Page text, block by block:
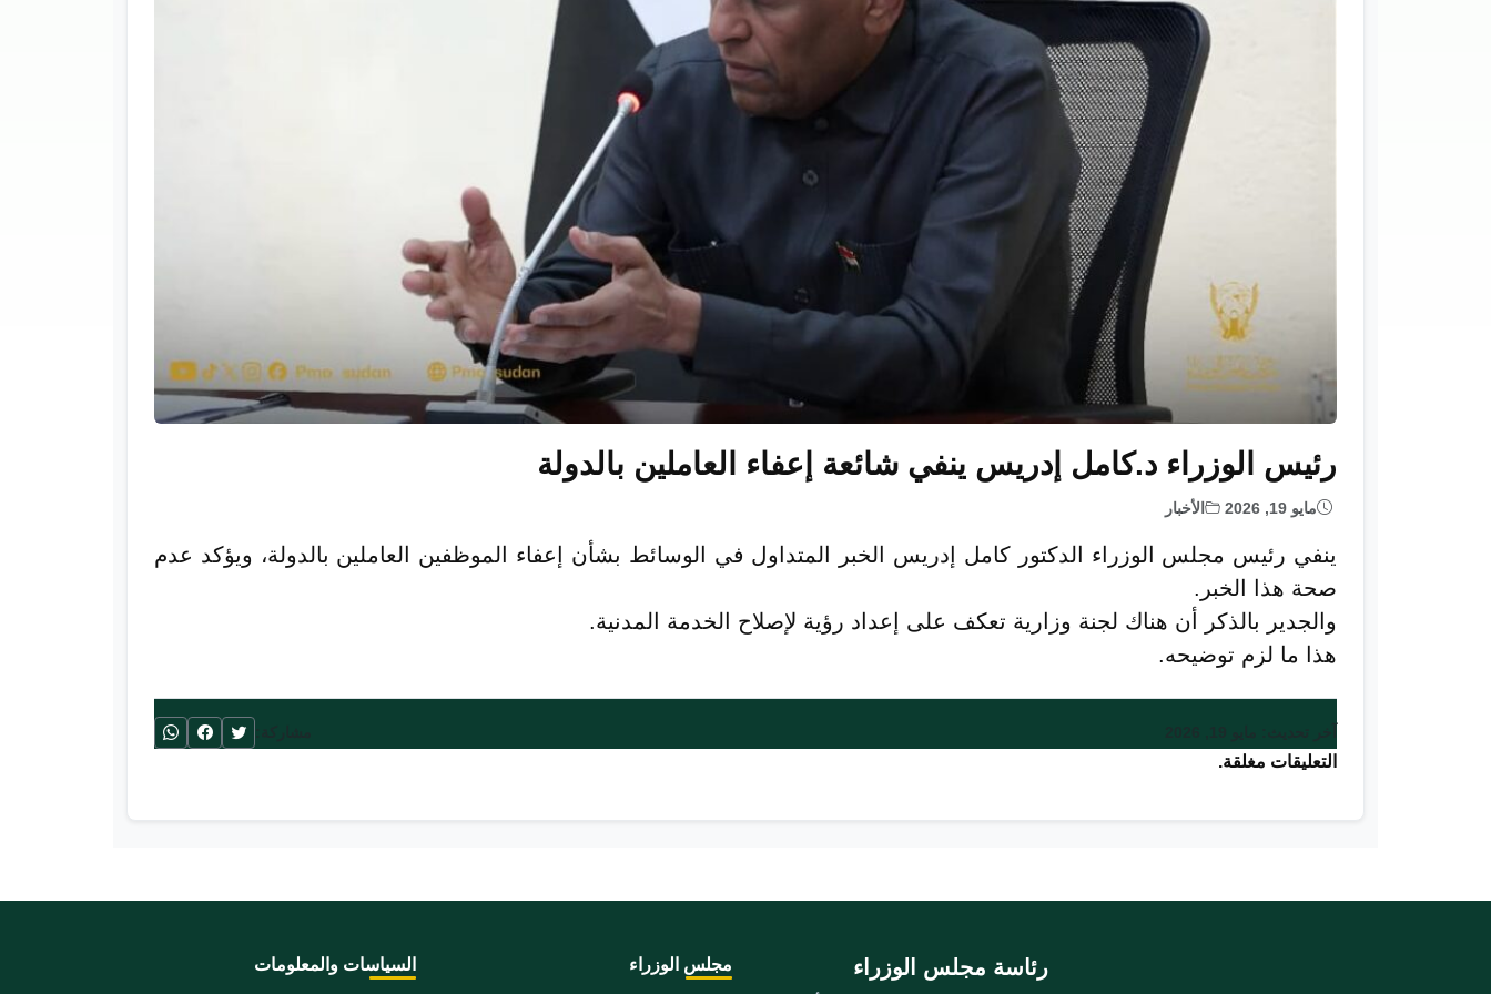
رئيس الوزراء د.كامل إدريس ينفي شائعة إعفاء العاملين بالدولة
مايو 19, 2026 الأخبار
ينفي رئيس مجلس الوزراء الدكتور كامل إدريس الخبر المتداول في الوسائط بشأن إعفاء الموظفين العاملين بالدولة، ويؤكد عدم
صحة هذا الخبر.
والجدير بالذكر أن هناك لجنة وزارية تعكف على إعداد رؤية لإصلاح الخدمة المدنية.
هذا ما لزم توضيحه.
التعليقات مغلقة.
السياسات والمعلومات مجلس الوزراء رئاسة مجلس الوزراء